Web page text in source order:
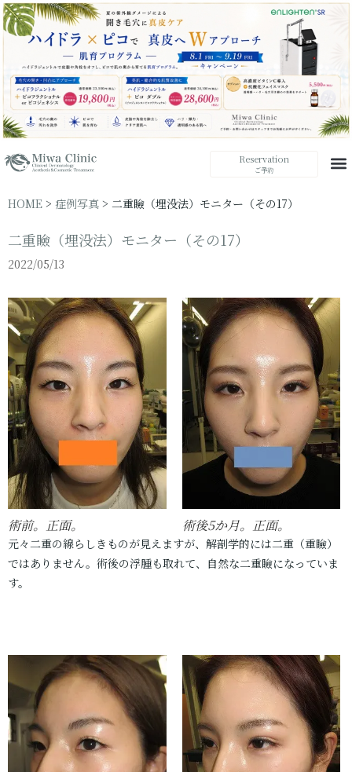
Reservation
ご予約
HOME > 症例写真 > 二重瞼（埋没法）モニター（その17）
二重瞼（埋没法）モニター（その17）
2022/05/13
術前。正面。 術後5か月。正面。
元々二重の線らしきものが見えますが、解剖学的には二重（重瞼）
ではありません。術後の浮腫も取れて、自然な二重瞼になっていま
す。